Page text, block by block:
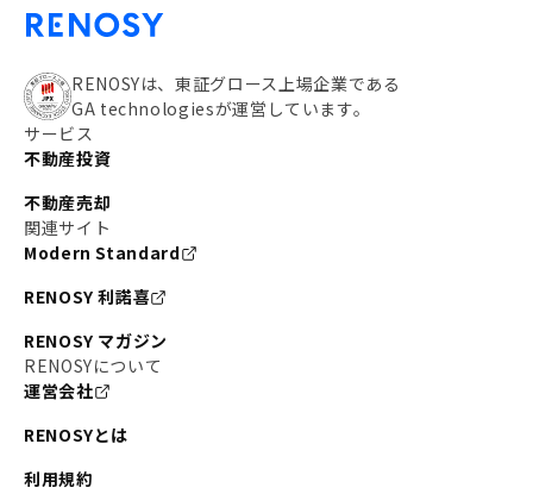
RENOSYは、東証グロース上場企業である
GA technologiesが運営しています。
サービス
不動産投資
不動産売却
関連サイト
Modern Standard
RENOSY 利諾喜
RENOSY マガジン
RENOSYについて
運営会社
RENOSYとは
利用規約